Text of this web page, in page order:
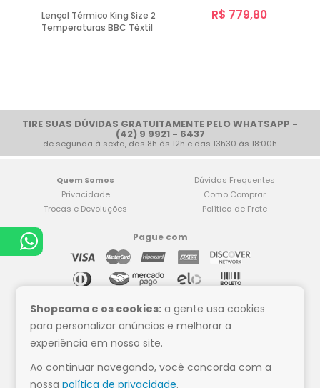
Lençol Térmico King Size 2
Temperaturas BBC Têxtil
R$ 779,80
TIRE SUAS DÚVIDAS GRATUITAMENTE PELO WHATSAPP -
(42) 9 9921 - 6437
de segunda à sexta, das 8h às 12h e das 13h30 às 18:00h
Quem Somos
Privacidade
Trocas e Devoluções
Dúvidas Frequentes
Como Comprar
Política de Frete
Pague com
Compre tranquilo
Siga a Shop Cama
Shopcama e os cookies: a gente usa cookies
para personalizar anúncios e melhorar a
experiência em nosso site.
Ao continuar navegando, você concorda com a
nossapolítica de privacidade.